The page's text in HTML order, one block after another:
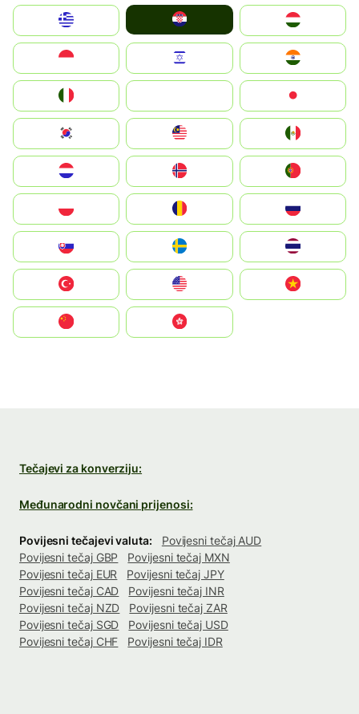
Magyarország
South Korea
United States
中國香港特別行政區
Tečajevi za konverziju:
Međunarodni novčani prijenosi:
Povijesni tečajevi valuta:
Povijesni tečaj AUD
Povijesni tečaj GBP
Povijesni tečaj MXN
Povijesni tečaj EUR
Povijesni tečaj JPY
Povijesni tečaj CAD
Povijesni tečaj INR
Povijesni tečaj NZD
Povijesni tečaj ZAR
Povijesni tečaj SGD
Povijesni tečaj USD
Povijesni tečaj CHF
Povijesni tečaj IDR